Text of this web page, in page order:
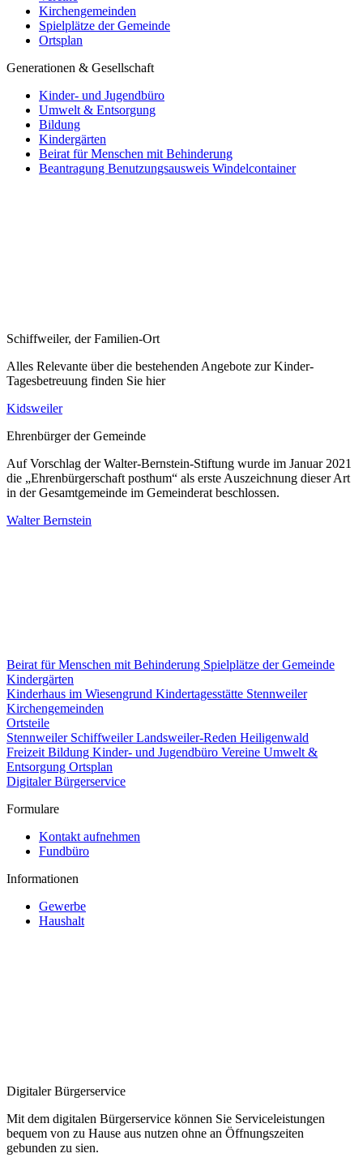
Kirchengemeinden
Spielplätze der Gemeinde
Ortsplan
Generationen & Gesellschaft
Kinder- und Jugendbüro
Umwelt & Entsorgung
Bildung
Kindergärten
Beirat für Menschen mit Behinderung
Beantragung Benutzungsausweis Windelcontainer
Schiffweiler, der Familien-Ort
Alles Relevante über die bestehenden Angebote zur Kinder-
Tagesbetreuung finden Sie hier
Kidsweiler
Ehrenbürger der Gemeinde
Auf Vorschlag der Walter-Bernstein-Stiftung wurde im Januar 2021
die „Ehrenbürgerschaft posthum“ als erste Auszeichnung dieser Art
in der Gesamtgemeinde im Gemeinderat beschlossen.
Walter Bernstein
Beirat für Menschen mit Behinderung Spielplätze der Gemeinde
Kindergärten
Kinderhaus im Wiesengrund Kindertagesstätte Stennweiler
Kirchengemeinden
Ortsteile
Stennweiler SchiffweilerLandsweiler-Reden Heiligenwald
Freizeit Bildung Kinder- und Jugendbüro Vereine Umwelt &
Entsorgung Ortsplan
Digitaler Bürgerservice
Formulare
Kontakt aufnehmen
Fundbüro
Informationen
Gewerbe
Haushalt
Digitaler Bürgerservice
Mit dem digitalen Bürgerservice können Sie Serviceleistungen
bequem von zu Hause aus nutzen ohne an Öffnungszeiten
gebunden zu sien.